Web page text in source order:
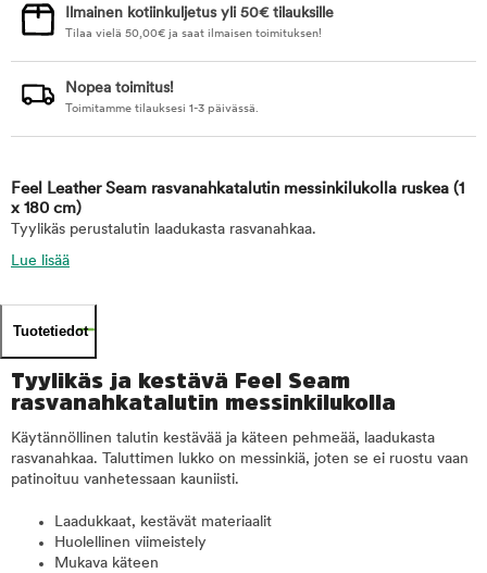
Ilmainen kotiinkuljetus yli 50€ tilauksille
Tilaa vielä 50,00€ ja saat ilmaisen toimituksen!
Nopea toimitus!
Toimitamme tilauksesi 1-3 päivässä.
Feel Leather Seam rasvanahkatalutin messinkilukolla ruskea (1
x 180 cm)
Tyylikäs perustalutin laadukasta rasvanahkaa.
Lue lisää
Tuotetiedot
Tyylikäs ja kestävä Feel Seam
rasvanahkatalutin messinkilukolla
Käytännöllinen talutin kestävää ja käteen pehmeää, laadukasta
rasvanahkaa. Taluttimen lukko on messinkiä, joten se ei ruostu vaan
patinoituu vanhetessaan kauniisti.
Laadukkaat, kestävät materiaalit
Huolellinen viimeistely
Mukava käteen